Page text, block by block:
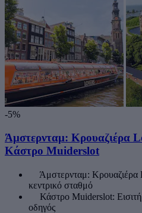
-5%
Άμστερνταμ: Κρουαζιέρα
Κάστρο Muiderslot
Άμστερνταμ: Κρουαζιέρα
κεντρικό σταθμό
Κάστρο Muiderslot:
οδηγός